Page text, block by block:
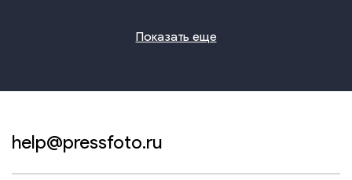
Показать еще
help@pressfoto.ru